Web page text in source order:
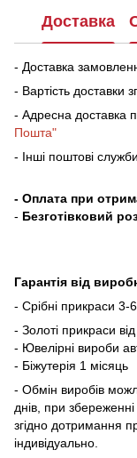
Доставка
- Доставка
- Вартість доставки
- Адресна доставка
Пошта"
- Інші поштові
- Оплата при
- Безготівковий
Гарантія від
- Срібні прикраси 3-6
- Золоті прикраси
- Ювелірні вироби
- Біжутерія 1 місяць
- Обмін виробів
днів, при
згідно дотримання
індивідуально.